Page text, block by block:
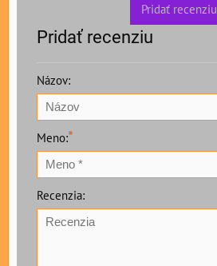
Pridať recenziu
Pridať recenziu
Názov:
Meno:*
Recenzia: